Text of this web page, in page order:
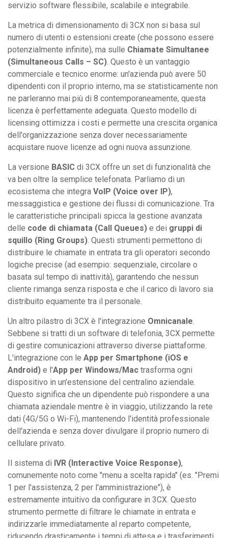
servizio software flessibile, scalabile e integrabile.
La metrica di dimensionamento di 3CX non si basa sul
numero di utenti o estensioni create (che possono essere
potenzialmente infinite), ma sulle Chiamate Simultanee
(Simultaneous Calls – SC). Questo è un vantaggio
commerciale e tecnico enorme: un'azienda può avere 50
dipendenti con il proprio interno, ma se statisticamente non
ne parleranno mai più di 8 contemporaneamente, questa
licenza è perfettamente adeguata. Questo modello di
licensing ottimizza i costi e permette una crescita organica
dell'organizzazione senza dover necessariamente
acquistare nuove licenze ad ogni nuova assunzione.
La versione BASIC di 3CX offre un set di funzionalità che
va ben oltre la semplice telefonata. Parliamo di un
ecosistema che integra VoIP (Voice over IP),
messaggistica e gestione dei flussi di comunicazione. Tra
le caratteristiche principali spicca la gestione avanzata
delle code di chiamata (Call Queues) e dei gruppi di
squillo (Ring Groups). Questi strumenti permettono di
distribuire le chiamate in entrata tra gli operatori secondo
logiche precise (ad esempio: sequenziale, circolare o
basata sul tempo di inattività), garantendo che nessun
cliente rimanga senza risposta e che il carico di lavoro sia
distribuito equamente tra il personale.
Un altro pilastro di 3CX è l'integrazione Omnicanale.
Sebbene si tratti di un software di telefonia, 3CX permette
di gestire comunicazioni attraverso diverse piattaforme.
L'integrazione con le App per Smartphone (iOS e
Android) e l'App per Windows/Mac trasforma ogni
dispositivo in un'estensione del centralino aziendale.
Questo significa che un dipendente può rispondere a una
chiamata aziendale mentre è in viaggio, utilizzando la rete
dati (4G/5G o Wi-Fi), mantenendo l'identità professionale
dell'azienda e senza dover divulgare il proprio numero di
cellulare privato.
Il sistema di IVR (Interactive Voice Response),
comunemente noto come "menu a scelta rapida" (es. "Premi
1 per l'assistenza, 2 per l'amministrazione"), è
estremamente intuitivo da configurare in 3CX. Questo
strumento permette di filtrare le chiamate in entrata e
indirizzarle immediatamente al reparto competente,